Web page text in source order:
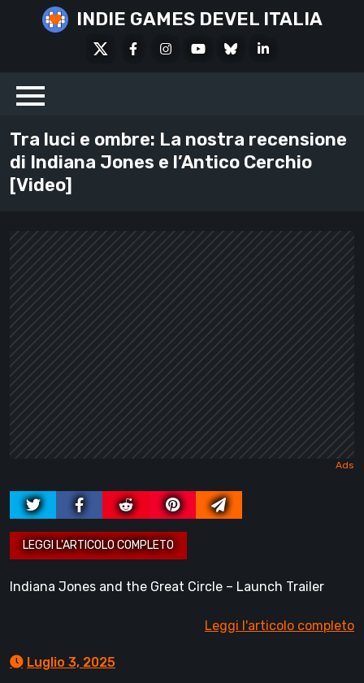
INDIE GAMES DEVEL ITALIA
FacebookInstagramYoutubeBlueskyLinkedIn
Tra luci e ombre: La nostra recensione
di Indiana Jones e l’Antico Cerchio
[Video]
Indiana Jones and the Great Circle – Launch Trailer
Leggi l'articolo completo
Luglio 3, 2025